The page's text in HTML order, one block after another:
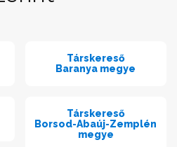
Társkereső
Baranya megye
Társkereső
Borsod-Abaúj-Zemplén
megye